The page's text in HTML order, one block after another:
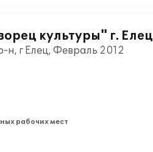
культуры" г. Елец
н, г Елец, Февраль 2012
рабочих мест